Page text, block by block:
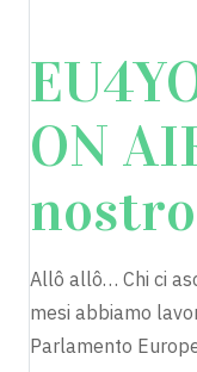
ON
Allô allô… Chi ci
mesi abbiamo
Parlamento